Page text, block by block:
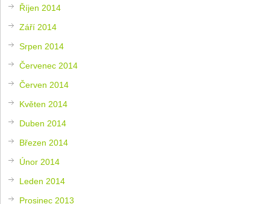
Říjen 2014
Září 2014
Srpen 2014
Červenec 2014
Červen 2014
Květen 2014
Duben 2014
Březen 2014
Únor 2014
Leden 2014
Prosinec 2013